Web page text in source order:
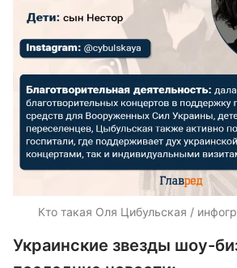
Кто такая Оля Цибульская /
Украинские звезды шоу-